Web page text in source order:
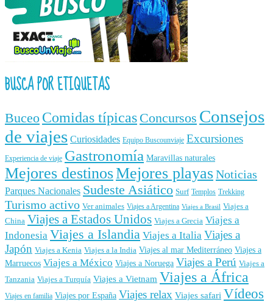
BUSCA POR ETIQUETAS
Buceo Comidas típicas Concursos Consejos
de viajes Curiosidades Equipo Buscounviaje Excursiones
Experiencia de viaje Gastronomía Maravillas naturales
Mejores destinosMejores playasNoticias
Parques Nacionales Sudeste Asiático Surf Templos Trekking
Turismo activo Ver animales Viajes a Argentina Viajes a Brasil Viajes a
China Viajes a Estados Unidos Viajes a Grecia Viajes a
Indonesia Viajes a Islandia Viajes a Italia Viajes a
Japón Viajes a Kenia Viajes a la India Viajes al mar Mediterráneo Viajes a
Marruecos Viajes a México Viajes a Noruega Viajes a Perú Viajes a
Tanzania Viajes a Turquía Viajes a Vietnam Viajes a África
Viajes en familia Viajes por España Viajes relax Viajes safari Vídeos